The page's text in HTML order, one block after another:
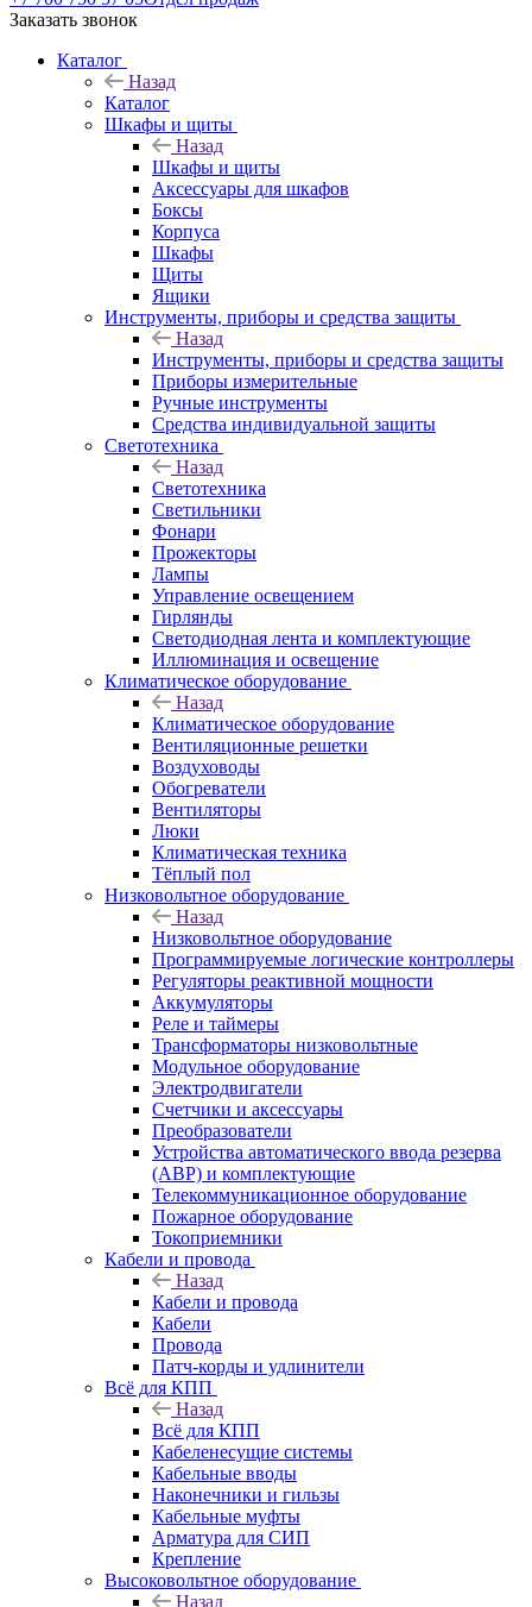
Заказать звонок
Каталог
Назад
Каталог
Шкафы и щиты
Назад
Шкафы и щиты
Аксессуары для шкафов
Боксы
Корпуса
Шкафы
Щиты
Ящики
Инструменты, приборы и средства защиты
Назад
Инструменты, приборы и средства защиты
Приборы измерительные
Ручные инструменты
Средства индивидуальной защиты
Светотехника
Назад
Светотехника
Светильники
Фонари
Прожекторы
Лампы
Управление освещением
Гирлянды
Светодиодная лента и комплектующие
Иллюминация и освещение
Климатическое оборудование
Назад
Климатическое оборудование
Вентиляционные решетки
Воздуховоды
Обогреватели
Вентиляторы
Люки
Климатическая техника
Тёплый пол
Низковольтное оборудование
Назад
Низковольтное оборудование
Программируемые логические контроллеры
Регуляторы реактивной мощности
Аккумуляторы
Реле и таймеры
Трансформаторы низковольтные
Модульное оборудование
Электродвигатели
Счетчики и аксессуары
Преобразователи
Устройства автоматического ввода резерва
(АВР) и комплектующие
Телекоммуникационное оборудование
Пожарное оборудование
Токоприемники
Кабели и провода
Назад
Кабели и провода
Кабели
Провода
Патч-корды и удлинители
Всё для КПП
Назад
Всё для КПП
Кабеленесущие системы
Кабельные вводы
Наконечники и гильзы
Кабельные муфты
Арматура для СИП
Крепление
Высоковольтное оборудование
Назад